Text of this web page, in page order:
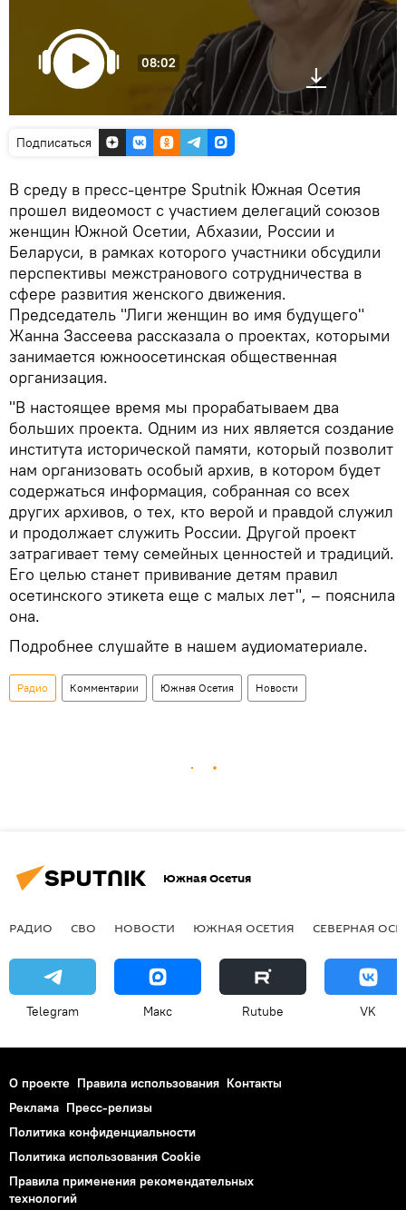
08:02
Подписаться
В среду в пресс-центре Sputnik Южная Осетия
прошел видеомост с участием делегаций союзов
женщин Южной Осетии, Абхазии, России и
Беларуси, в рамках которого участники обсудили
перспективы межстранового сотрудничества в
сфере развития женского движения.
Председатель "Лиги женщин во имя будущего"
Жанна Зассеева рассказала о проектах, которыми
занимается южноосетинская общественная
организация.
"В настоящее время мы прорабатываем два
больших проекта. Одним из них является создание
института исторической памяти, который позволит
нам организовать особый архив, в котором будет
содержаться информация, собранная со всех
других архивов, о тех, кто верой и правдой служил
и продолжает служить России. Другой проект
затрагивает тему семейных ценностей и традиций.
Его целью станет прививание детям правил
осетинского этикета еще с малых лет", – пояснила
она.
Подробнее слушайте в нашем аудиоматериале.
Радио Комментарии Южная Осетия Новости
Южная Осетия
РАДИО СВО НОВОСТИ ЮЖНАЯ ОСЕТИЯ СЕВЕРНАЯ
Telegram Макс Rutube VK
О проекте Правила использования Контакты
Реклама Пресс-релизы
Политика конфиденциальности
Политика использования Cookie
Правила применения рекомендательных
технологий